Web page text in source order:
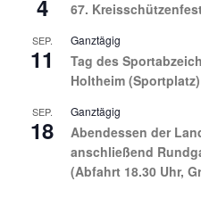
4 67.
SEP.
11
Ganztägig
Tag des
Holtheim (Sportplatz)
SEP.
18
Ganztägig
Abendessen der
anschließend
(Abfahrt 18.30 Uhr,